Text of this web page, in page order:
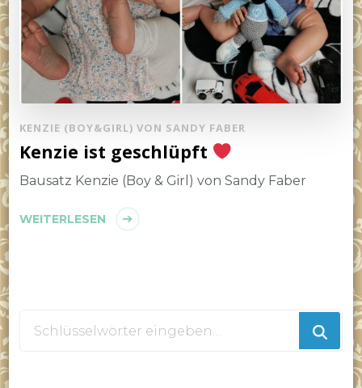
KENZIE (BOY&GIRL) VON SANDY FABER
Kenzie ist geschlüpft
Bausatz Kenzie (Boy & Girl) von Sandy Faber
WEITERLESEN